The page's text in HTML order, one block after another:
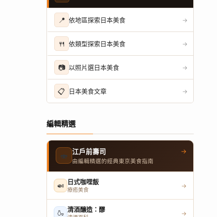
📍 依地區探索日本美食 →
🍴 依類型探索日本美食 →
📷 以照片選日本美食 →
📋 日本美食文章 →
編輯精選
🍣 江戶前壽司
由編輯精選的經典東京美食指南
→
🍛 日式咖哩飯
療癒美食
→
🍶 清酒釀造：醪 →